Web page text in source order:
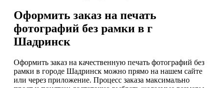
Оформить заказ на печать
фотографий без рамки в г
Шадринск
Оформить заказ на качественную печать фотографий без
рамки в городе Шадринск можно прямо на нашем сайте
или через приложение. Процесс заказа максимально